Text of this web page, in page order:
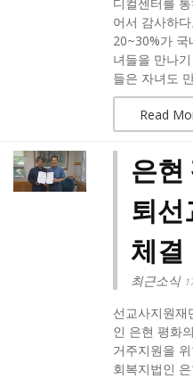
어서 감사하
20~30%가 국
녀들을 만나
들은 자녀도
Read
은현
퇴선
체결
최근소식
선교사지원재
인 은현 평화
거주지원을
회복지법인